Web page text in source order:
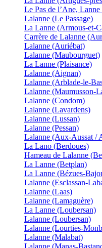
Le Pas de l’Ane,
Lalanne (Le Passage)
La Lanne (Armous-et-
Carrère de Lalanne
Lalanne (Auriébat)
Lalanne (Maubourguet)
La Lanne (Plaisance)
Lalanne (Aignan)
Lalanne (Arblade-le-
Lalanne (Maumusson-
Lalanne (Condom)
Lalanne (Lavardens)
Lalanne (Lussan)
Lalanne (Pessan)
Lalanne (Aux-Aussat /
La Lano (Berdoues)
Hameau de Lalanne
La Lanne (Betplan)
La Lanne (Bézues-
Lalanne (Esclassan-
Lalanne (Laas)
Lalanne (Lamaguère)
La Lanne (Loubersan)
Lalanne (Loubersan)
Lalanne (Lourties-
Lalanne (Malabat)